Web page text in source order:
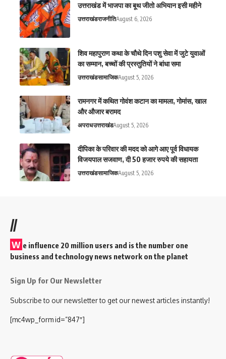
उत्तराखंड में भाजपा का बूथ जीतो अभियान इसी महीने
उत्तराखंडराजनीतिAugust 6, 2026
शिव महापुराण कथा के चौथे दिन पशु सेवा में जुटे युवाओं
का सम्मान, बच्चों की प्रस्तुतियों ने बांधा समा
उत्तराखंडसामाजिकAugust 5, 2026
रामनगर में कथित गोवंश कटान का मामला, गोमांस, खाल
और औजार बरामद
अपराधउत्तराखंडAugust 5, 2026
दीपिका के परिवार की मदद को आगे आए पूर्व विधायक
विजयपाल सजवाण, दी 50 हजार रुपये की सहायता
उत्तराखंडसामाजिकAugust 5, 2026
//
W e influence 20 million users and is the number one
business and technology news network on the planet
Sign Up for Our Newsletter
Subscribe to our newsletter to get our newest articles instantly!
[mc4wp_form id=”847″]